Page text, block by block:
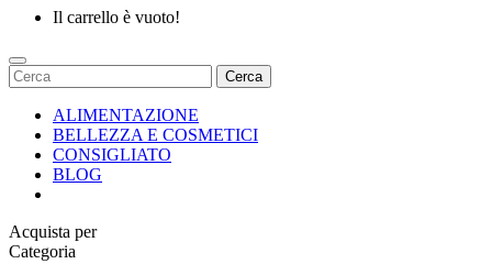
Il carrello è vuoto!
Cerca
ALIMENTAZIONE
BELLEZZA E COSMETICI
CONSIGLIATO
BLOG
Acquista per
Categoria